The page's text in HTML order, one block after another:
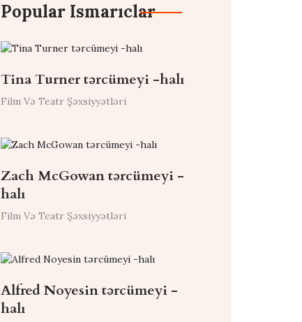
Popular Ismarıclar
Tina Turner tərcümeyi -halı
Film Və Teatr Şəxsiyyətləri
Zach McGowan tərcümeyi -
halı
Film Və Teatr Şəxsiyyətləri
Alfred Noyesin tərcümeyi -
halı